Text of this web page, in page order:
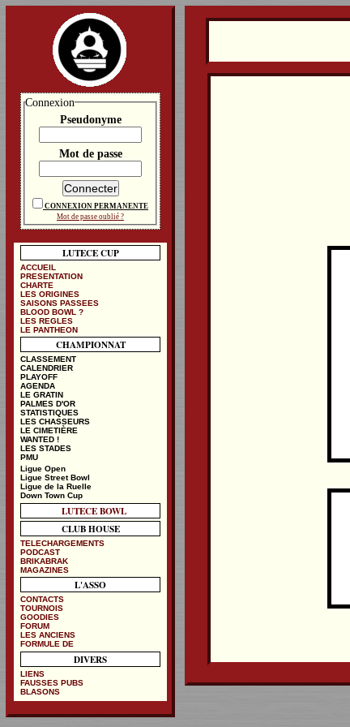
Connexion
Pseudonyme
Mot de passe
CONNEXION PERMANENTE
Mot de passe oublié ?
LUTECE CUP
ACCUEIL
PRESENTATION
CHARTE
LES ORIGINES
SAISONS PASSEES
BLOOD BOWL ?
LES REGLES
LE PANTHEON
CHAMPIONNAT
CLASSEMENT
CALENDRIER
PLAYOFF
AGENDA
LE GRATIN
PALMES D'OR
STATISTIQUES
LES CHASSEURS
LE CIMETIÈRE
WANTED !
LES STADES
PMU
Ligue Open
Ligue Street Bowl
Ligue de la Ruelle
Down Town Cup
LUTECE BOWL
CLUB HOUSE
TELECHARGEMENTS
PODCAST
BRIKABRAK
MAGAZINES
L'ASSO
CONTACTS
TOURNOIS
GOODIES
FORUM
LES ANCIENS
FORMULE DE
DIVERS
LIENS
FAUSSES PUBS
BLASONS